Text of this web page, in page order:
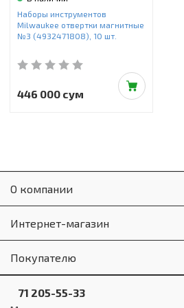
Инструменты и техника
Товары для дома
Красота и здоровье
Пылесосы
Наборы инструментов
Milwaukee отвертки магнитные
№3 (4932471808), 10 шт.
446 000 сум
О компании
Интернет-магазин
Покупателю
71 205-55-33